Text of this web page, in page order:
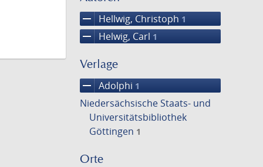
remove Hellwig, Christoph 1
remove Helwig, Carl 1
Verlage
remove Adolphi 1
Niedersächsische Staats- und
Universitätsbibliothek
Göttingen 1
Orte